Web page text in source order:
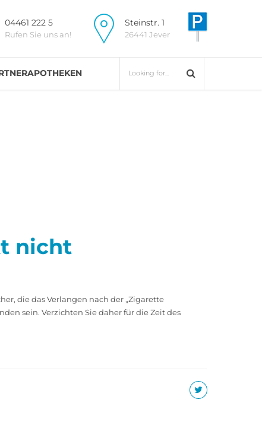
04461 222 5
Rufen Sie uns an!
Steinstr. 1
26441 Jever
nicht
die das Verlangen nach der „Zigarette
sein. Verzichten Sie daher für die Zeit des